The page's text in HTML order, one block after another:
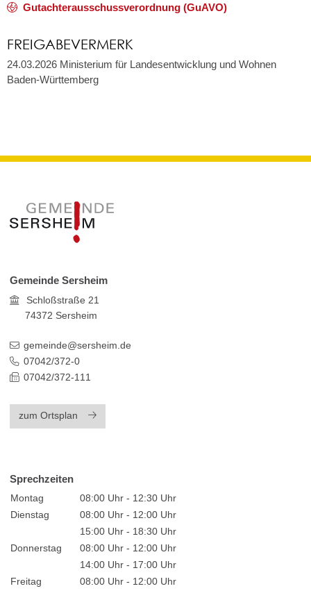
Gutachterausschussverordnung (GuAVO)
FREIGABEVERMERK
24.03.2026 Ministerium für Landesentwicklung und Wohnen
Baden-Württemberg
Gemeinde Sersheim
Schloßstraße 21
74372 Sersheim
gemeinde@sersheim.de
07042/372-0
07042/372-111
zum Ortsplan
Sprechzeiten
Montag
08:00 Uhr - 12:30 Uhr
Dienstag
08:00 Uhr - 12:00 Uhr
15:00 Uhr - 18:30 Uhr
Donnerstag
08:00 Uhr - 12:00 Uhr
14:00 Uhr - 17:00 Uhr
Freitag
08:00 Uhr - 12:00 Uhr